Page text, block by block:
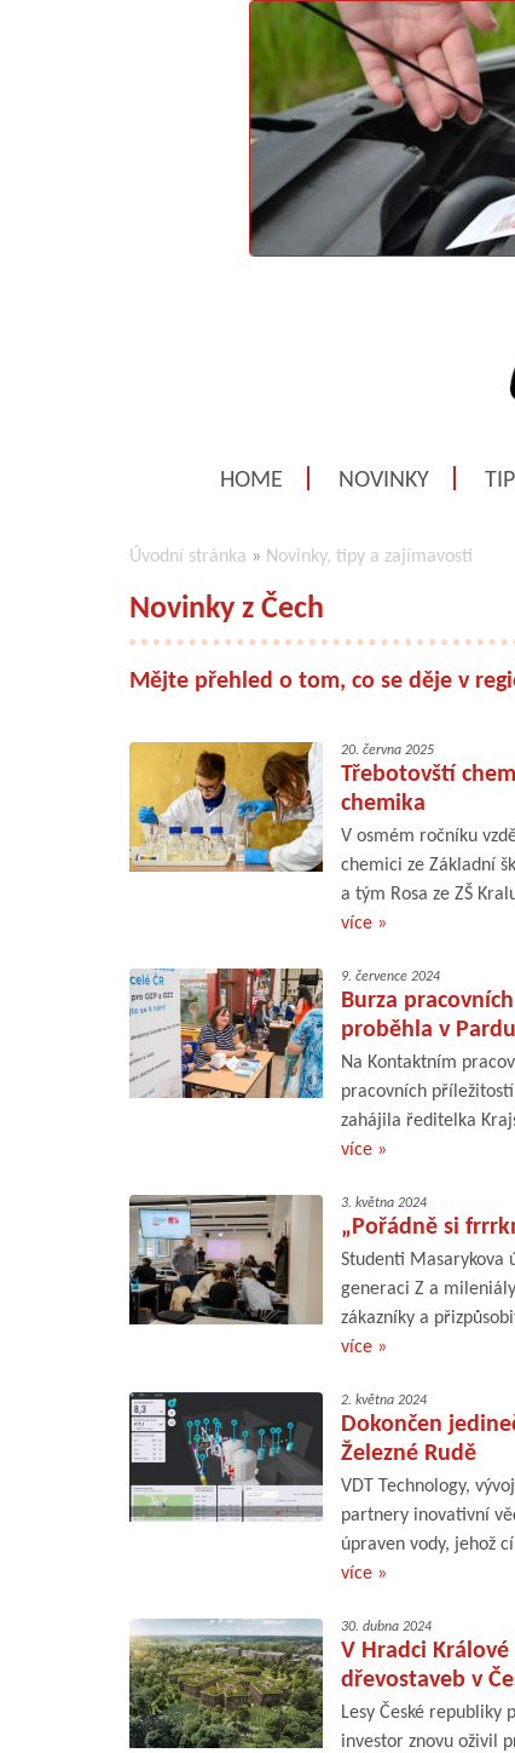
HOME NOVINKY
Úvodní stránka » Novinky, tipy a zajímavosti
Novinky z Čech
Mějte přehled o tom, co se děje v
20. června 2025
Třebotovští
chemika
V osmém ročníku
chemici ze Základní
a tým Rosa ze ZŠ
více »
9. července 2024
Burza
proběhla v
Na Kontaktním
pracovních
zahájila ředitelka
více »
3. května 2024
„Pořádně si
Studenti Masarykova
generaci Z a
zákazníky a
více »
2. května 2024
Dokončen
Železné Rudě
VDT Technology,
partnery inovativní
úpraven vody, jehož
více »
30. dubna 2024
V Hradci
dřevostaveb v
Lesy České
investor znovu oživil